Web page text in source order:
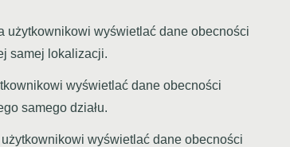
użytkownikowi wyświetlać dane obecności
samej lokalizacji.
wyświetlać dane obecności
samego działu.
wyświetlać dane obecności